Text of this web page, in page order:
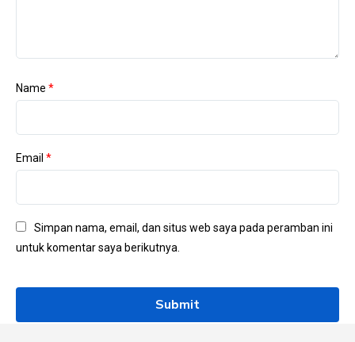
Name *
Email *
Simpan nama, email, dan situs web saya pada peramban ini
untuk komentar saya berikutnya.